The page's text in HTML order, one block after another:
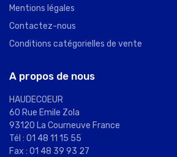
Mentions légales
Contactez-nous
Conditions catégorielles de vente
A propos de nous
HAUDECOEUR
60 Rue Emile Zola
93120 La Courneuve France
Tél : 01 48 11 15 55
Fax : 01 48 39 93 27